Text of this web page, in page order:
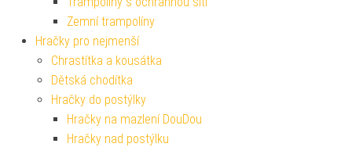
Zemní trampolíny
Hračky pro nejmenší
Chrastítka a kousátka
Dětská chodítka
Hračky do postýlky
Hračky na mazlení DouDou
Hračky nad postýlku